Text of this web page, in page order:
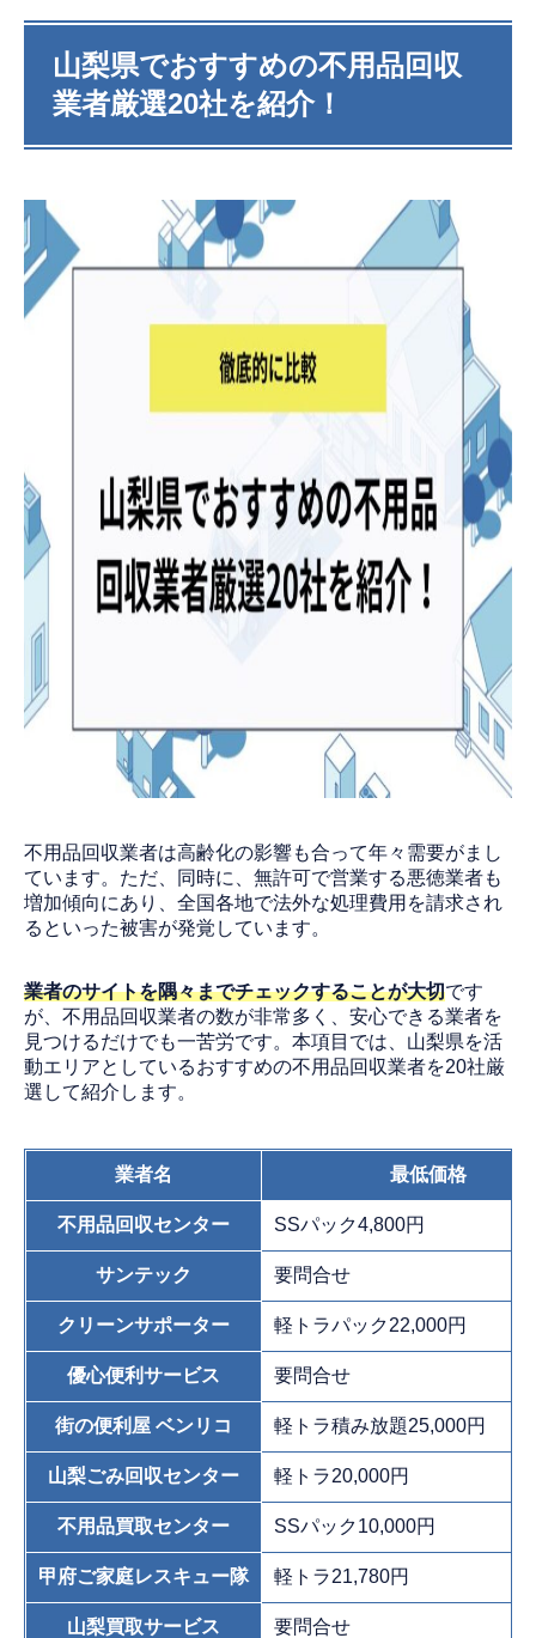
山梨県でおすすめの不用品回収
業者厳選20社を紹介！
不用品回収業者は高齢化の影響も合って年々需要がまし
ています。ただ、同時に、無許可で営業する悪徳業者も
増加傾向にあり、全国各地で法外な処理費用を請求され
るといった被害が発覚しています。
業者のサイトを隅々までチェックすることが大切です
が、不用品回収業者の数が非常多く、安心できる業者を
見つけるだけでも一苦労です。本項目では、山梨県を活
動エリアとしているおすすめの不用品回収業者を20社厳
選して紹介します。
業者名 最低価格
不用品回収センター SSパック4,800円
サンテック 要問合せ
クリーンサポーター 軽トラパック22,000円
優心便利サービス 要問合せ
街の便利屋 ベンリコ 軽トラ積み放題25,000円
山梨ごみ回収センター 軽トラ20,000円
不用品買取センター SSパック10,000円
甲府ご家庭レスキュー隊 軽トラ21,780円
山梨買取サービス 要問合せ